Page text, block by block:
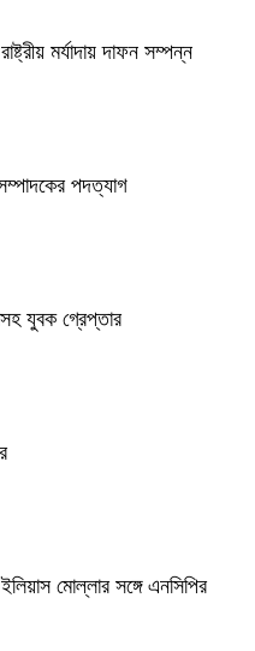
মর্যাদায় দাফন সম্পন্ন
পদত্যাগ
যুবক গ্রেপ্তার
মোল্লার সঙ্গে এনসিপির